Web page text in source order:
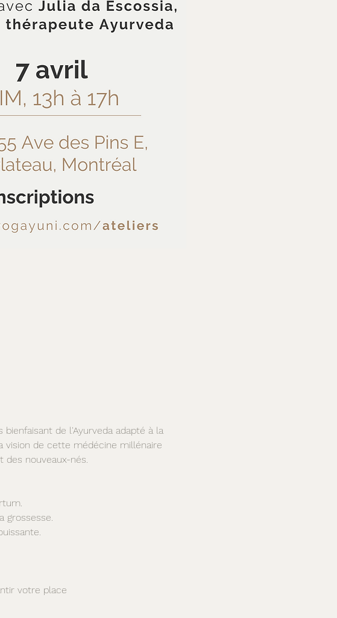
de l'Ayurveda adapté à la
vision de cette médécine millénaire
nouveaux-nés.
grossesse.
votre place